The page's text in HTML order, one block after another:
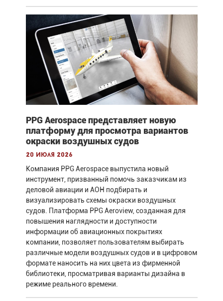
PPG Aerospace представляет новую
платформу для просмотра вариантов
окраски воздушных судов
20 июля 2026
Компания PPG Aerospace выпустила новый
инструмент, призванный помочь заказчикам из
деловой авиации и АОН подбирать и
визуализировать схемы окраски воздушных
судов. Платформа PPG Aeroview, созданная для
повышения наглядности и доступности
информации об авиационных покрытиях
компании, позволяет пользователям выбирать
различные модели воздушных судов и в цифровом
формате наносить на них цвета из фирменной
библиотеки, просматривая варианты дизайна в
режиме реального времени.